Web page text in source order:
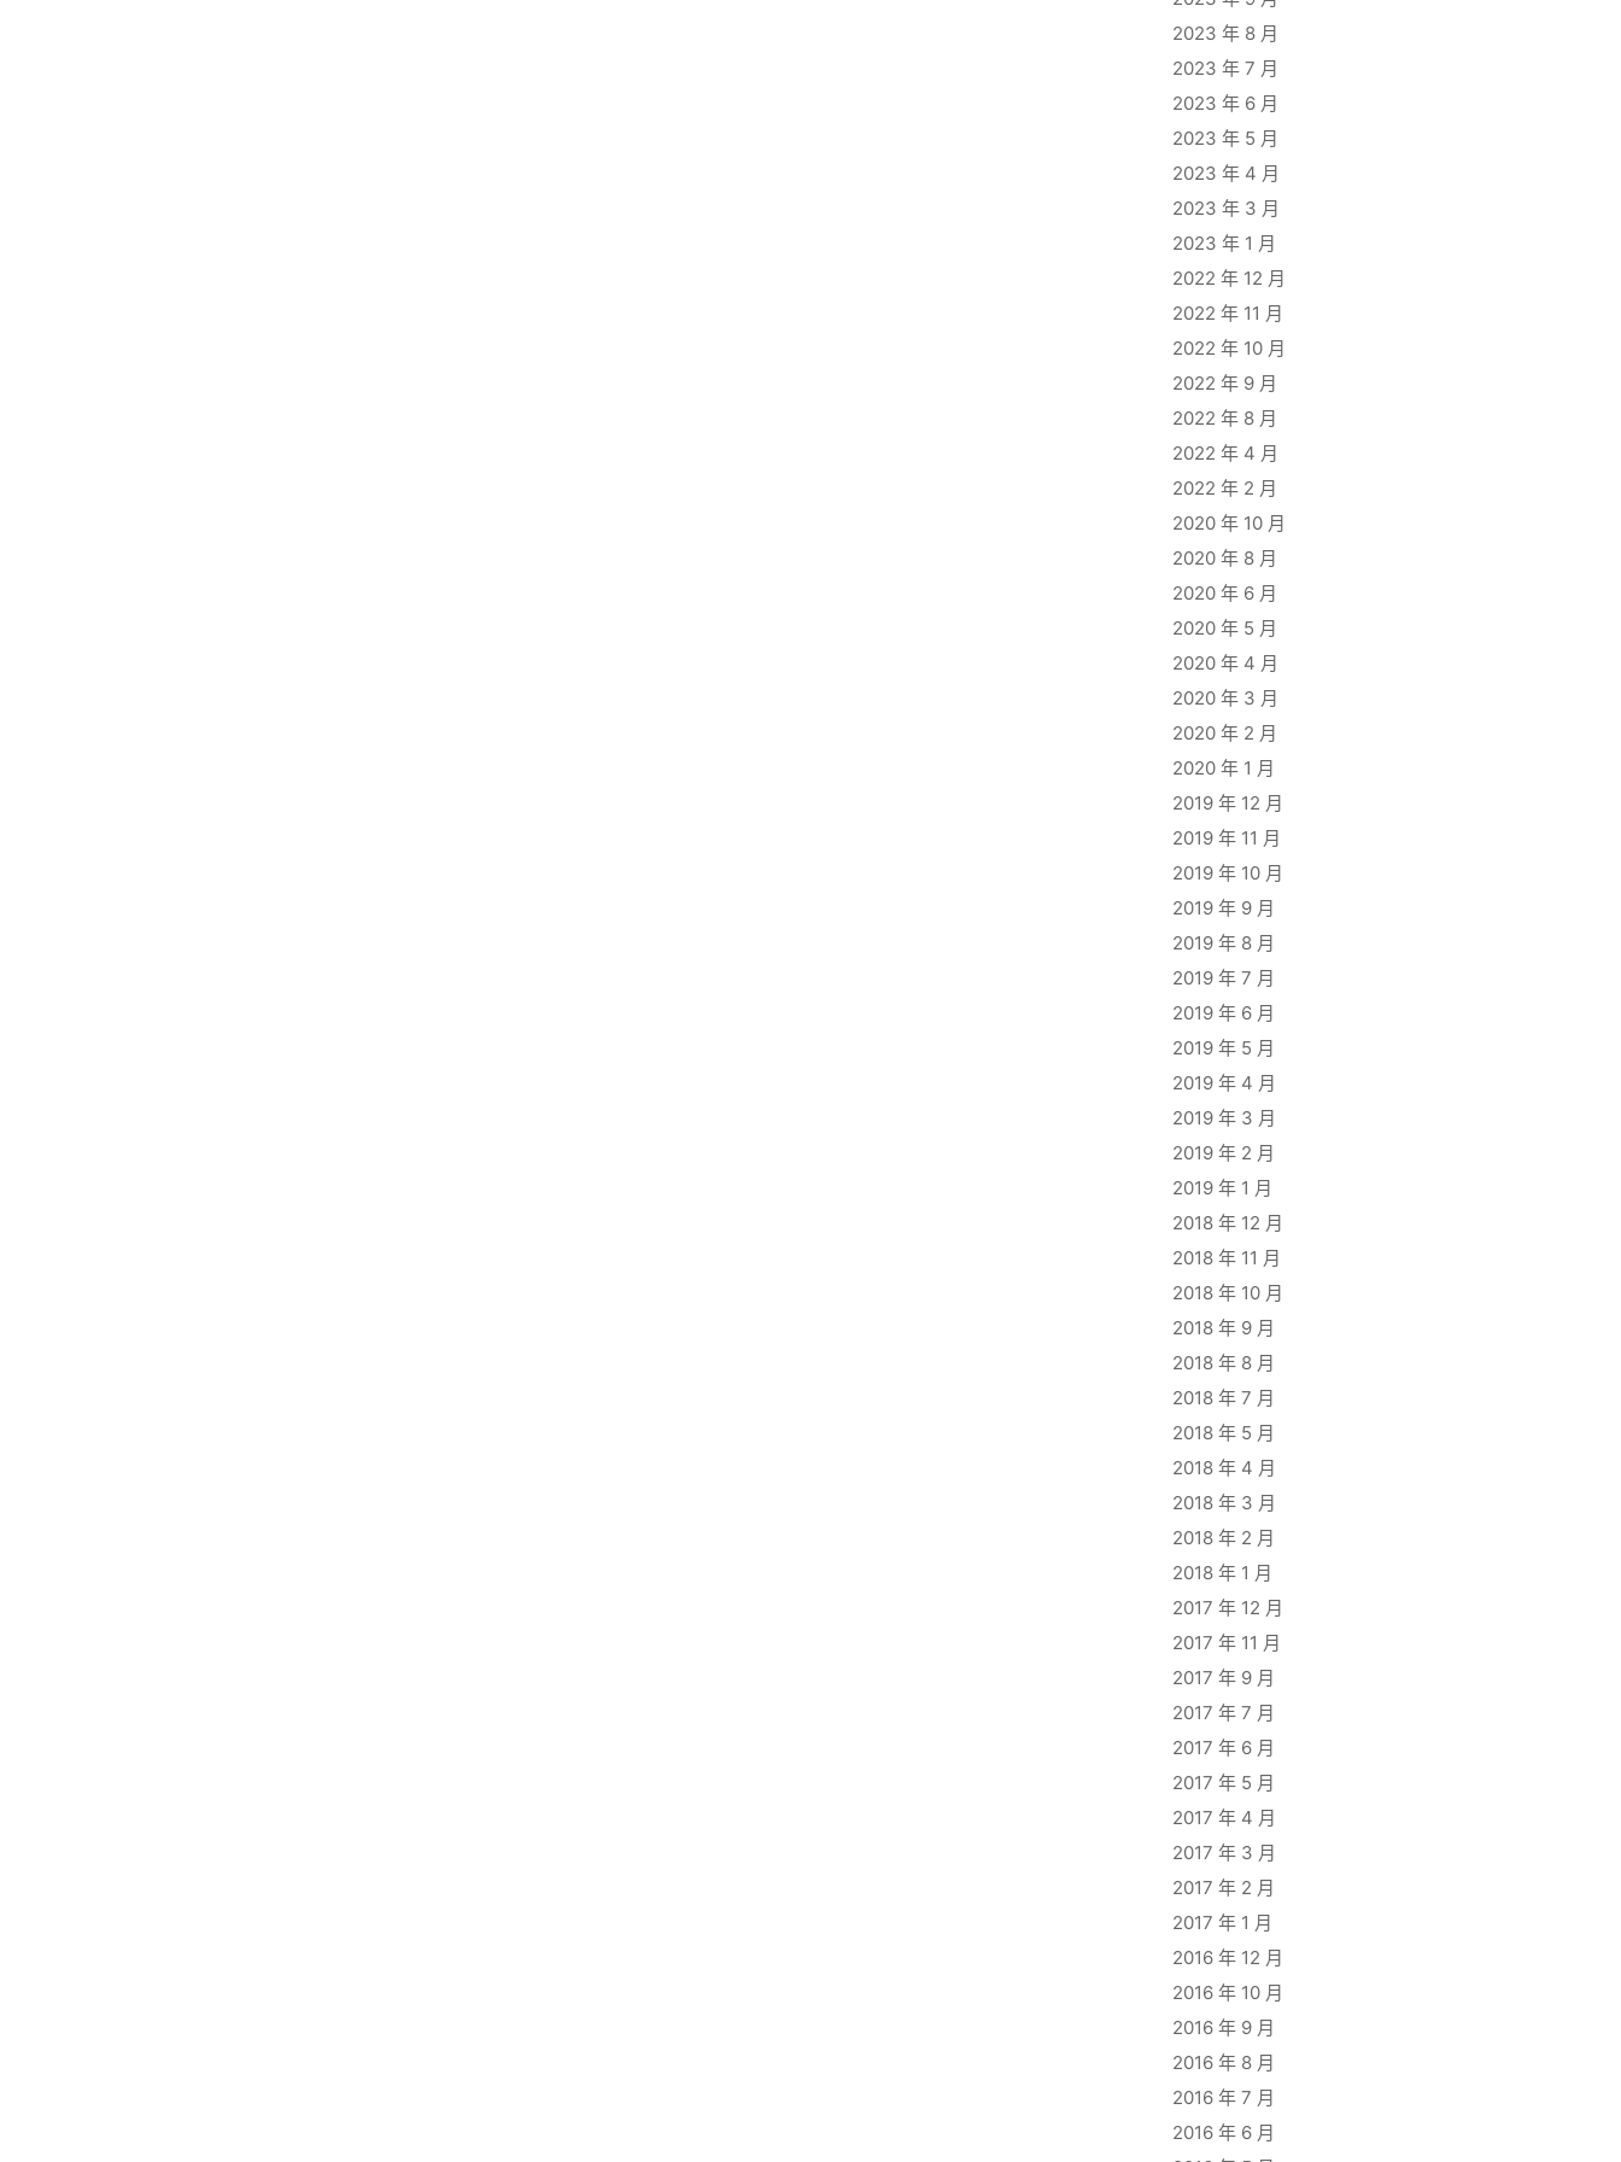
2023 年 8 月
2023 年 7 月
2023 年 6 月
2023 年 5 月
2023 年 4 月
2023 年 3 月
2023 年 1 月
2022 年 12 月
2022 年 11 月
2022 年 10 月
2022 年 9 月
2022 年 8 月
2022 年 4 月
2022 年 2 月
2020 年 10 月
2020 年 8 月
2020 年 6 月
2020 年 5 月
2020 年 4 月
2020 年 3 月
2020 年 2 月
2020 年 1 月
2019 年 12 月
2019 年 11 月
2019 年 10 月
2019 年 9 月
2019 年 8 月
2019 年 7 月
2019 年 6 月
2019 年 5 月
2019 年 4 月
2019 年 3 月
2019 年 2 月
2019 年 1 月
2018 年 12 月
2018 年 11 月
2018 年 10 月
2018 年 9 月
2018 年 8 月
2018 年 7 月
2018 年 5 月
2018 年 4 月
2018 年 3 月
2018 年 2 月
2018 年 1 月
2017 年 12 月
2017 年 11 月
2017 年 9 月
2017 年 7 月
2017 年 6 月
2017 年 5 月
2017 年 4 月
2017 年 3 月
2017 年 2 月
2017 年 1 月
2016 年 12 月
2016 年 10 月
2016 年 9 月
2016 年 8 月
2016 年 7 月
2016 年 6 月